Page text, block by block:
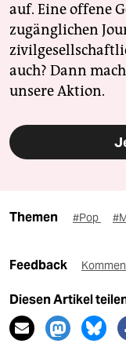
auf. Eine offene
zugänglichen
auch? Dann
unsere Aktion.
Themen #Pop
Feedback
Diesen Artikel